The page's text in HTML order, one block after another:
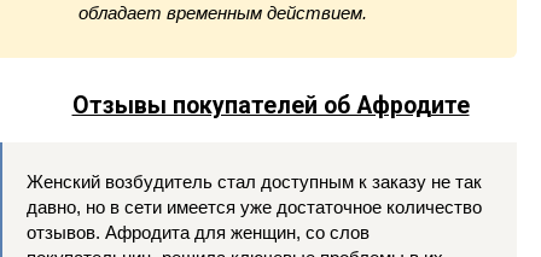
обладает временным действием.
Отзывы покупателей об Афродите
Женский возбудитель стал доступным к заказу не так
давно, но в сети имеется уже достаточное количество
отзывов. Афродита для женщин, со слов